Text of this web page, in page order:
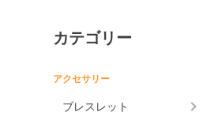
カテゴリー
アクセサリー
ブレスレット